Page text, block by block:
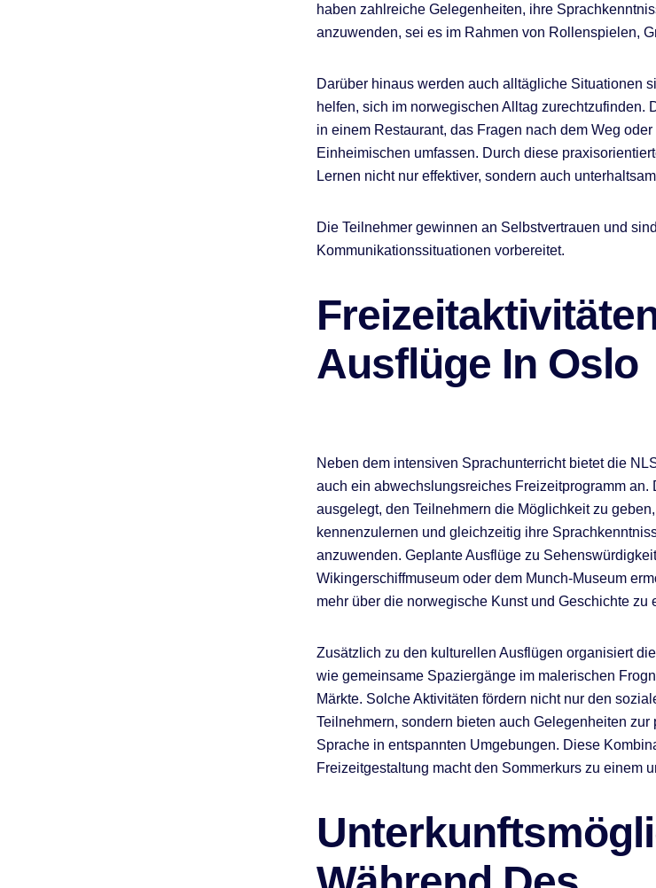
haben zahlreiche Gelegenheiten, ihre
anzuwenden, sei es im Rahmen von Rollenspielen,
Darüber hinaus werden auch alltägliche Situationen
helfen, sich im norwegischen Alltag zurechtzufinden.
in einem Restaurant, das Fragen nach dem Weg
Einheimischen umfassen. Durch diese
Lernen nicht nur effektiver, sondern auch
Die Teilnehmer gewinnen an Selbstvertrauen und
Kommunikationssituationen vorbereitet.
Ausflüge In Oslo
Neben dem intensiven Sprachunterricht bietet die
auch ein abwechslungsreiches Freizeitprogramm an.
ausgelegt, den Teilnehmern die Möglichkeit zu
kennenzulernen und gleichzeitig ihre
anzuwenden. Geplante Ausflüge zu
Wikingerschiffmuseum oder dem Munch-Museum
mehr über die norwegische Kunst und Geschichte zu
Zusätzlich zu den kulturellen Ausflügen organisiert
wie gemeinsame Spaziergänge im malerischen
Märkte. Solche Aktivitäten fördern nicht nur den
Teilnehmern, sondern bieten auch Gelegenheiten
Sprache in entspannten Umgebungen. Diese
Freizeitgestaltung macht den Sommerkurs zu einem